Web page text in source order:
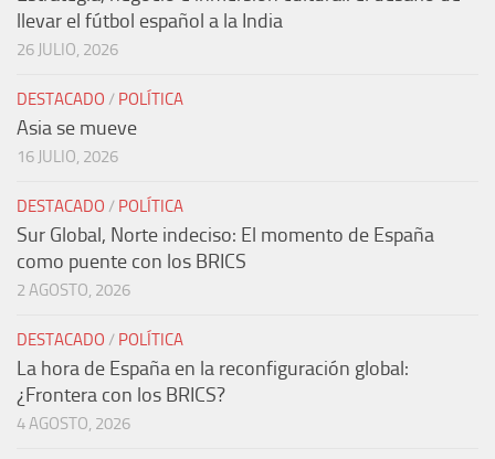
llevar el fútbol español a la India
26 JULIO, 2026
DESTACADO / POLÍTICA
Asia se mueve
16 JULIO, 2026
DESTACADO / POLÍTICA
Sur Global, Norte indeciso: El momento de España
como puente con los BRICS
2 AGOSTO, 2026
DESTACADO / POLÍTICA
La hora de España en la reconfiguración global:
¿Frontera con los BRICS?
4 AGOSTO, 2026